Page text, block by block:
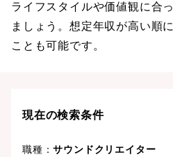
ライフスタイルや価値観に合
ましょう。想定年収が高い順
ことも可能です。
現在の検索条件
職種：サウンドクリエイター